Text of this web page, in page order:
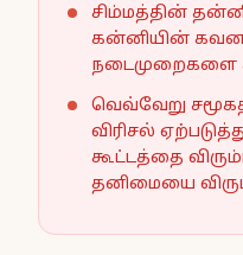
சிம்மத்தின்
கன்னியின்
நடைமுறைகளை
வெவ்வேறு
விரிசல்
கூட்டத்தை
தனிமையை